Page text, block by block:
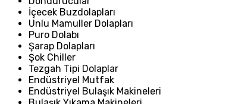
İçecek Buzdolapları
Unlu Mamuller Dolapları
Puro Dolabı
Şarap Dolapları
Şok Chiller
Tezgah Tipi Dolaplar
Endüstriyel Mutfak
Endüstriyel Bulaşık Makineleri